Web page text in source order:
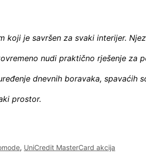
koji je savršen za svaki interijer.
nudi praktično rješenje za
dnevnih boravaka, spavaćih
prostor.
, UniCredit MasterCard akcija